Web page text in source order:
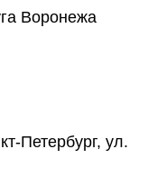
Воронежа
Петербург, ул.